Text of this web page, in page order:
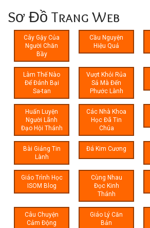
Sơ Đồ Trang Web
Cây Gậy Của
Người Chăn
Bầy
Cầu Nguyện
Hiệu Quả
Làm Thế Nào
Để Đánh Bại
Sa-tan
Vượt Khỏi Rủa
Sả Mà Đến
Phước Lành
Huấn Luyện
Người Lãnh
Đạo Hội Thánh
Các Nhà Khoa
Học Đã Tin
Chúa
Bài Giảng Tin
Lành
Đá Kim Cương
Giáo Trình Học
ISOM Blog
Cùng Nhau
Đọc Kinh
Thánh
Câu Chuyện
Cảm Động
Giáo Lý Căn
Bản